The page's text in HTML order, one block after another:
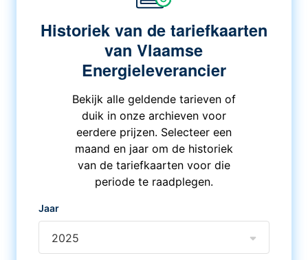
Historiek van de tariefkaarten
van Vlaamse
Energieleverancier
Bekijk alle geldende tarieven of
duik in onze archieven voor
eerdere prijzen. Selecteer een
maand en jaar om de historiek
van de tariefkaarten voor die
periode te raadplegen.
Jaar
2025